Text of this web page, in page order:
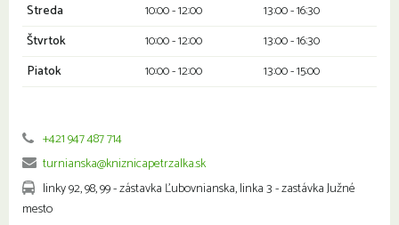
Streda
10:00 - 12:00
13:00 - 16:30
Štvrtok
10:00 - 12:00
13:00 - 16:30
Piatok
10:00 - 12:00 13:00 - 15:00
+421 947 487 714
turnianska@kniznicapetrzalka.sk
linky 92, 98, 99 - zástavka Ľubovnianska, linka 3 - zastávka Južné
mesto